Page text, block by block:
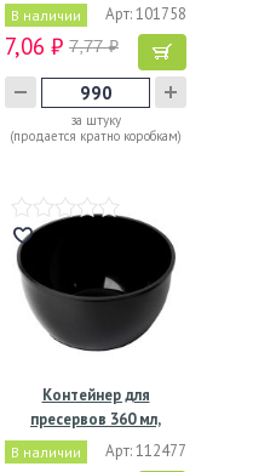
В наличии Арт: 101758
7,06 ₽ 7,77 ₽
за штуку
(продается кратно коробкам)
Контейнер для
пресервов 360 мл,
d112хh55 мм,…
В наличии Арт: 112477